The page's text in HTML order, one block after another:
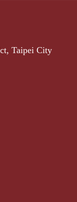
Taipei City